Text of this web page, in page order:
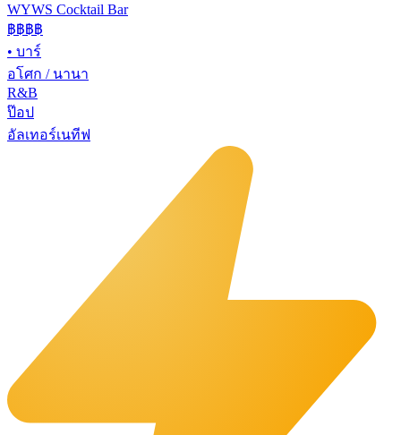
WYWS Cocktail Bar
฿฿฿฿
• บาร์
อโศก / นานา
R&B
ป๊อป
อัลเทอร์เนทีฟ